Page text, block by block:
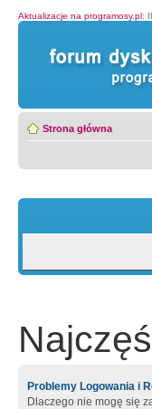
Aktualizacje na programosy.pl:
Strona główna
Problemy Logowania i
Dlaczego nie mogę się